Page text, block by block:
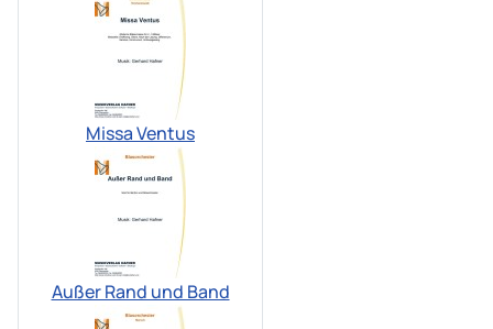
Missa Ventus
Außer Rand und Band